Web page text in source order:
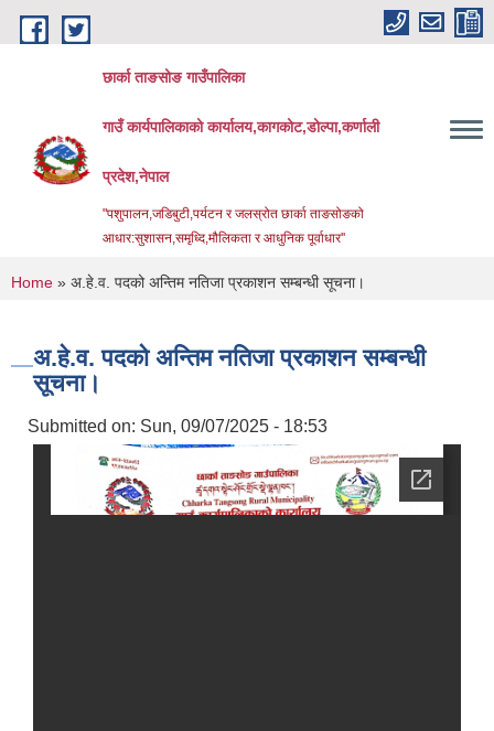
Skip to main content
छार्का ताङसोङ गाउँपालिका
गाउँ कार्यपालिकाको कार्यालय,कागकोट,डोल्पा,कर्णाली
प्रदेश,नेपाल
"पशुपालन,जडिबुटी,पर्यटन र जलस्रोत छार्का ताङसोङको
आधार:सुशासन,समृध्दि,मौलिकता र आधुनिक पूर्वाधार''
You are here
Home » अ.हे.व. पदको अन्तिम नतिजा प्रकाशन सम्बन्धी सूचना।
अ.हे.व. पदको अन्तिम नतिजा प्रकाशन सम्बन्धी
सूचना।
Submitted on: Sun, 09/07/2025 - 18:53